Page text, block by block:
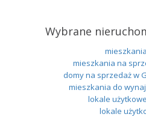
Wybrane
mieszkania na
domy na sprzedaż w
mieszkania do
lokale
lokale